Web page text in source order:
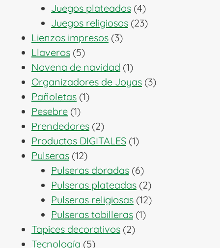
productos
Juegos plateados 44
productos
Juegos religiosos 2323
Lienzos impresos 33
Llaveros 55
productos
Novena de navidad 11
producto
Organizadores de Joyas 33
Pañoletas 11
Pesebre 11
producto
Prendedores 22
productos
Productos DIGITALES 11
Pulseras 1212
productos
Pulseras doradas 66
productos
Pulseras plateadas 22
productos
Pulseras religiosas 1212
Pulseras tobilleras 11
Tapices decorativos 22
Tecnología 55